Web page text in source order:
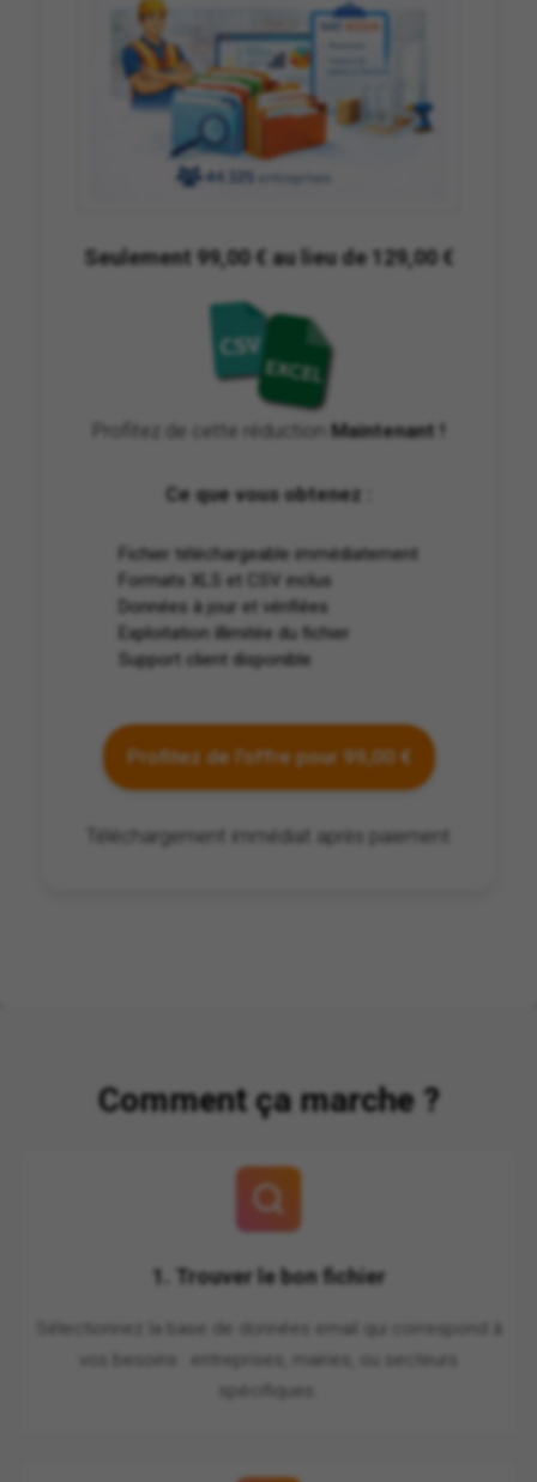
Seulement 99,00 € au lieu de 129,00 €
Profitez de cette réduction Maintenant !
Ce que vous obtenez :
Fichier téléchargeable immédiatement
Formats XLS et CSV inclus
Données à jour et vérifiées
Exploitation illimitée du fichier
Support client disponible
Profitez de l'offre pour 99,00 €
Téléchargement immédiat après paiement
Comment ça marche ?
1. Trouver le bon fichier
Sélectionnez la base de données email qui correspond à
vos besoins : entreprises, mairies, ou secteurs